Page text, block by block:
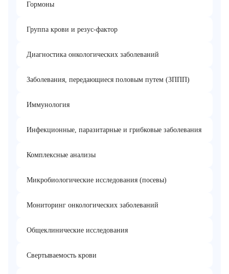
Гормоны
Группа крови и резус-фактор
Диагностика онкологических заболеваний
Заболевания, передающиеся половым путем (ЗППП)
Иммунология
Инфекционные, паразитарные и грибковые заболевания
Комплексные анализы
Микробиологические исследования (посевы)
Мониторинг онкологических заболеваний
Общеклинические исследования
Свертываемость крови